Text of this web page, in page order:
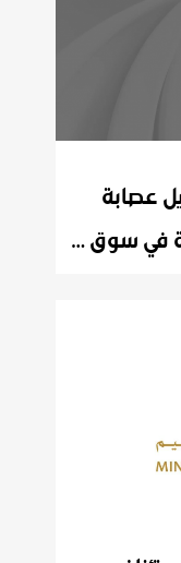
عصابة
متورطة بممارسات احتكارية في سوق الدواجن إلى النيابة العامة الاتحادية